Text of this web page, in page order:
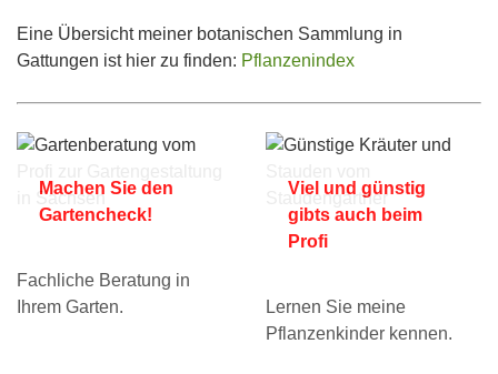
Eine Übersicht meiner botanischen Sammlung in
Gattungen ist hier zu finden: Pflanzenindex
Machen Sie den
Gartencheck!
Fachliche Beratung in
Ihrem Garten.
Viel und günstig
gibts auch beim
Profi
Lernen Sie meine
Pflanzenkinder kennen.